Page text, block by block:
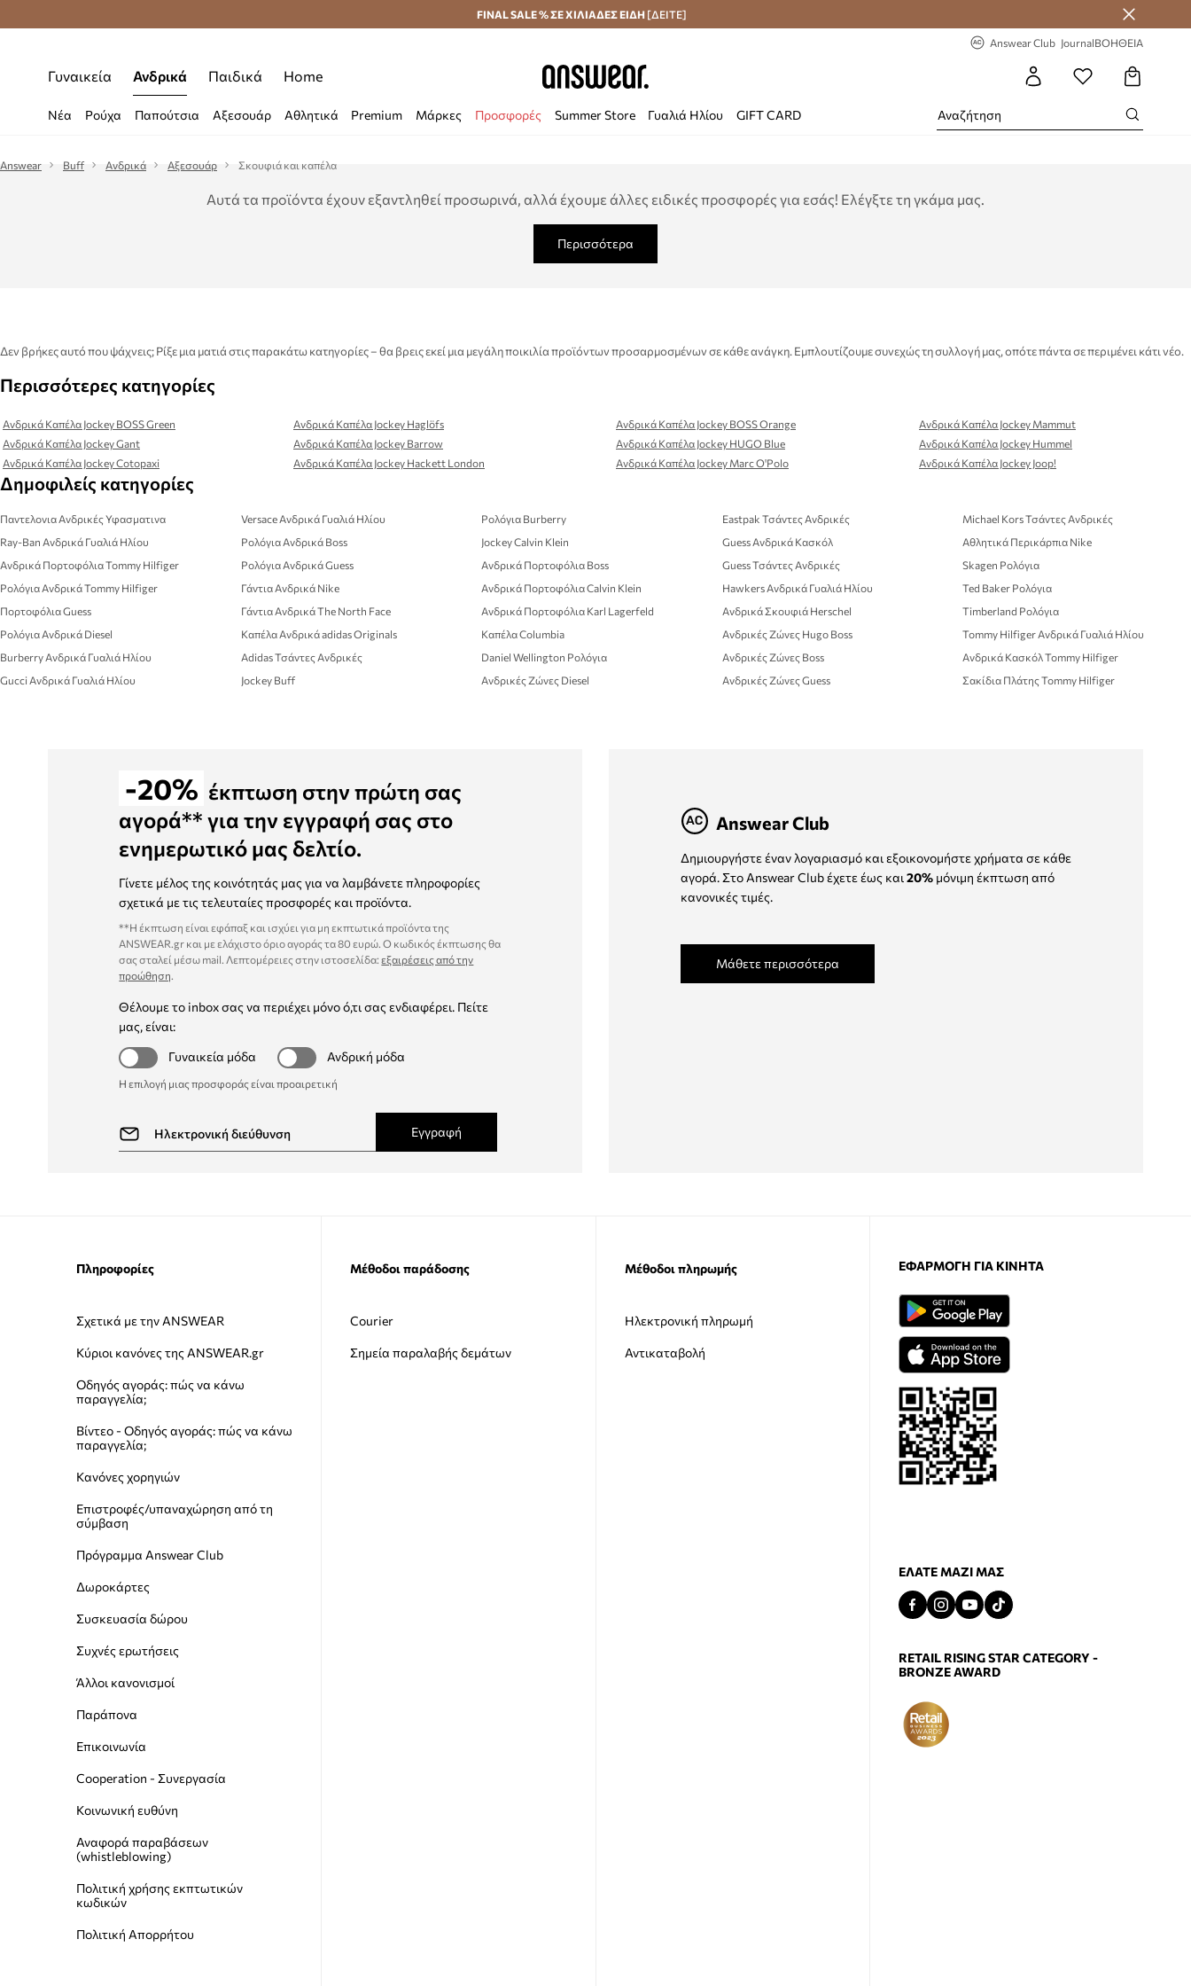
Αποστολή σε 24 ώρες Εξοικονομήστε με το Answear Club
FINAL SALE % ΣΕ ΧΙΛΙΑΔΕΣ ΕΙΔΗ [ΔΕΙΤΕ]
Answear Club JournalΒΟΗΘΕΙΑ
Γυναικεία Ανδρικά Παιδικά Home
Νέα Ρούχα Παπούτσια Αξεσουάρ Αθλητικά Premium Μάρκες Προσφορές Summer Store Γυαλιά Ηλίου GIFT CARD
Answear Buff Ανδρικά Αξεσουάρ Σκουφιά και καπέλα
Αυτά τα προϊόντα έχουν εξαντληθεί προσωρινά, αλλά έχουμε άλλες ειδικές προσφορές για εσάς! Ελέγξτε τη γκάμα μας.
Περισσότερα
Δεν βρήκες αυτό που ψάχνεις; Ρίξε μια ματιά στις παρακάτω κατηγορίες – θα βρεις εκεί μια μεγάλη ποικιλία προϊόντων προσαρμοσμένων σε κάθε ανάγκη. Εμπλουτίζουμε συνεχώς τη συλλογή μας, οπότε πάντα σε περιμένει κάτι νέο.
Περισσότερες κατηγορίες
Ανδρικά Καπέλα Jockey BOSS Green Ανδρικά Καπέλα Jockey Haglöfs Ανδρικά Καπέλα Jockey BOSS Orange
Ανδρικά Καπέλα Jockey Mammut
Ανδρικά Καπέλα Jockey Gant
Ανδρικά Καπέλα Jockey Barrow Ανδρικά Καπέλα Jockey HUGO Blue
Ανδρικά Καπέλα Jockey Hummel
Ανδρικά Καπέλα Jockey Cotopaxi
Ανδρικά Καπέλα Jockey Hackett London Ανδρικά Καπέλα Jockey Marc O'Polo Ανδρικά Καπέλα Jockey Joop!
Δημοφιλείς κατηγορίες
Παντελονια Ανδρικές Υφασματινα
Ray-Ban Ανδρικά Γυαλιά Ηλίου
Ανδρικά Πορτοφόλια Tommy Hilfiger
Ρολόγια Ανδρικά Tommy Hilfiger
Πορτοφόλια Guess
Ρολόγια Ανδρικά Diesel
Burberry Ανδρικά Γυαλιά Ηλίου
Gucci Ανδρικά Γυαλιά Ηλίου
Versace Ανδρικά Γυαλιά Ηλίου
Ρολόγια Ανδρικά Boss
Ρολόγια Ανδρικά Guess
Γάντια Ανδρικά Nike
Γάντια Ανδρικά The North Face
Καπέλα Ανδρικά adidas Originals
Adidas Τσάντες Ανδρικές
Jockey Buff
Ρολόγια Burberry
Jockey Calvin Klein
Ανδρικά Πορτοφόλια Boss
Ανδρικά Πορτοφόλια Calvin Klein
Ανδρικά Πορτοφόλια Karl Lagerfeld
Καπέλα Columbia
Daniel Wellington Ρολόγια
Ανδρικές Ζώνες Diesel
Eastpak Τσάντες Ανδρικές
Guess Ανδρικά Κασκόλ
Guess Τσάντες Ανδρικές
Hawkers Ανδρικά Γυαλιά Ηλίου
Ανδρικά Σκουφιά Herschel
Ανδρικές Ζώνες Hugo Boss
Ανδρικές Ζώνες Boss
Ανδρικές Ζώνες Guess
Michael Kors Τσάντες Ανδρικές
Αθλητικά Περικάρπια Nike
Skagen Ρολόγια
Ted Baker Ρολόγια
Timberland Ρολόγια
Tommy Hilfiger Ανδρικά Γυαλιά Ηλίου
Ανδρικά Κασκόλ Tommy Hilfiger
Σακίδια Πλάτης Tommy Hilfiger
-20% έκπτωση στην πρώτη σας
αγορά** για την εγγραφή σας στο
ενημερωτικό μας δελτίο.
Γίνετε μέλος της κοινότητάς μας για να λαμβάνετε πληροφορίες
σχετικά με τις τελευταίες προσφορές και προϊόντα.
**Η έκπτωση είναι εφάπαξ και ισχύει για μη εκπτωτικά προϊόντα της
ANSWEAR.gr και με ελάχιστο όριο αγοράς τα 80 ευρώ. Ο κωδικός έκπτωσης θα
σας σταλεί μέσω mail. Λεπτομέρειες στην ιστοσελίδα:εξαιρέσεις από την
προώθηση.
Θέλουμε το inbox σας να περιέχει μόνο ό,τι σας ενδιαφέρει. Πείτε
μας, είναι:
Γυναικεία μόδα
Ανδρική μόδα
Η επιλογή μιας προσφοράς είναι προαιρετική
Εγγραφή
Answear Club
Δημιουργήστε έναν λογαριασμό και εξοικονομήστε χρήματα σε κάθε
αγορά. Στο Answear Club έχετε έως και 20%μόνιμη έκπτωση από
κανονικές τιμές.
Μάθετε περισσότερα
Πληροφορίες
Σχετικά με την ANSWEAR
Κύριοι κανόνες της ANSWEAR.gr
Οδηγός αγοράς: πώς να κάνω
παραγγελία;
Βίντεο - Οδηγός αγοράς: πώς να κάνω
παραγγελία;
Κανόνες χορηγιών
Επιστροφές/υπαναχώρηση από τη
σύμβαση
Πρόγραμμα Answear Club
Δωροκάρτες
Συσκευασία δώρου
Συχνές ερωτήσεις
Άλλοι κανονισμοί
Παράπονα
Επικοινωνία
Cooperation - Συνεργασία
Κοινωνική ευθύνη
Αναφορά παραβάσεων
(whistleblowing)
Пολιτική χρήσης εκπτωτικών
κωδικών
Πολιτική Απορρήτου
Μέθοδοι παράδοσης
Courier
Σημεία παραλαβής δεμάτων
Μέθοδοι πληρωμής
Ηλεκτρονική πληρωμή
Αντικαταβολή
ΕΦΑΡΜΟΓΉ ΓΙΑ ΚΙΝΗΤΆ
ΕΛΆΤΕ ΜΑΖΊ ΜΑΣ
RETAIL RISING STAR CATEGORY -
BRONZE AWARD